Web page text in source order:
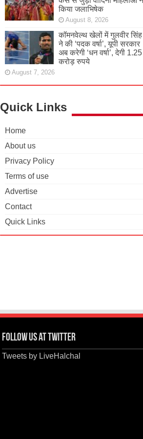
किया जलाभिषेक
August 8, 2026
कॉमनवेल्थ खेलों में गुलवीर सिंह
ने की ‘पदक वर्षा’, यूपी सरकार
अब करेगी ‘धन वर्षा’, देगी 1.25
करोड़ रुपये
August 7, 2026
Quick Links
Home
About us
Privacy Policy
Terms of use
Advertise
Contact
Quick Links
Follow us at Twitter
Tweets by LiveHalchal